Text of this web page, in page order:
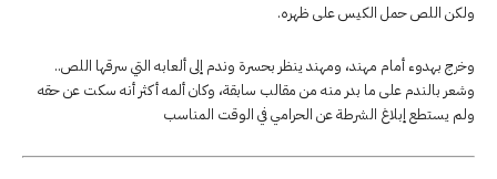
ولكن اللص حمل الكيس على ظهره.
وخرج بهدوء أمام مهند، ومهند ينظر بحسرة وندم إلى ألعابه التي سرقها اللص..
وشعر بالندم على ما بدر منه من مقالب سابقة، وكان ألمه أكثر أنه سكت عن حقه
ولم يستطع إبلاغ الشرطة عن الحرامي في الوقت المناسب